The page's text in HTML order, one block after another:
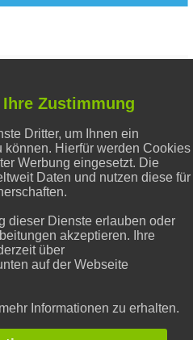
Zustimmung
Dritter, um Ihnen ein
können. Hierfür werden Cookies
Werbung eingesetzt. Die
Daten und nutzen diese für
dieser Dienste erlauben oder
akzeptieren. Ihre
über
auf der Webseite
Informationen zu erhalten.